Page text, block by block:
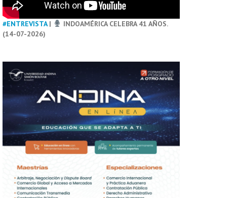
#ENTREVISTA|
INDOAMÉRICA CELEBRA 41 AÑOS.
(14-07-2026)